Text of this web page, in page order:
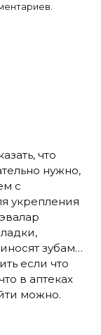
что
нужно,
с
укрепления
зубам…
если что
в аптеках
можно.